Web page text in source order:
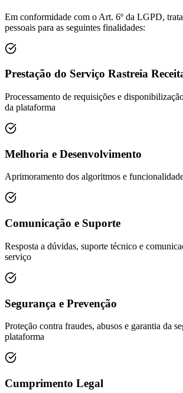
Em conformidade com o Art. 6º da LGPD,
pessoais para as seguintes finalidades:
Prestação do Serviço Rastreia
Processamento de requisições e
da plataforma
Melhoria e Desenvolvimento
Aprimoramento dos algoritmos e
Comunicação e Suporte
Resposta a dúvidas, suporte técnico e
serviço
Segurança e Prevenção
Proteção contra fraudes, abusos e garantia da
plataforma
Cumprimento Legal